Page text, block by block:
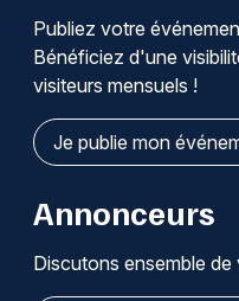
Publiez votre
Bénéficiez d'une
visiteurs mensuels !
Je publie mon
Annonceurs
Discutons ensemble